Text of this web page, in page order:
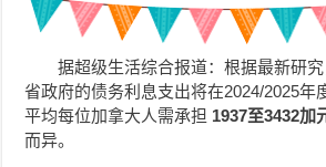
据超级生活综合报道：根据最新研
省政府的债务利息支出将在2024/2025年
平均每位加拿大人需承担 1937至3432加
而异。